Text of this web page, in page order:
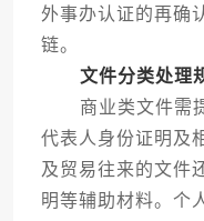
外事办认证的再确
链。
文件分类处理
商业类文件需提
代表人身份证明及
及贸易往来的文件
明等辅助材料。个